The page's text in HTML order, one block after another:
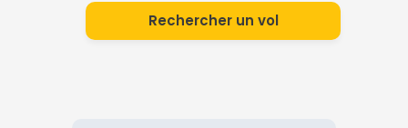
Rechercher un vol